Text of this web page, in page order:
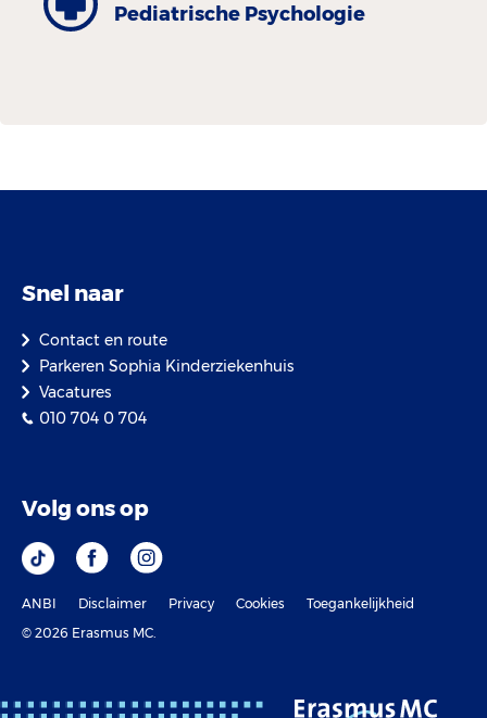
Pediatrische Psychologie
Snel naar
Contact en route
Parkeren Sophia Kinderziekenhuis
Vacatures
010 704 0 704
Volg ons op
ANBI Disclaimer Privacy Cookies
Toegankelijkheid
© 2026 Erasmus MC.